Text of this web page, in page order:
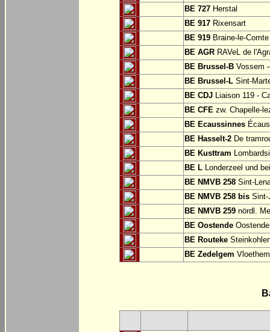
BE 727 Herstal
BE 917 Rixensart
BE 919 Braine-le-
BE AGR RAVeL de
BE Brussel-B Vossem
BE Brussel-L Sint-
BE CDJ Liaison 119 -
BE CFE zw. Chapelle-
BE Ecaussinnes
BE Hasselt-2 De
BE Kusttram
BE L Londerzeel und
BE NMVB 258 Sint-
BE NMVB 258 bis Sint-
BE NMVB 259 nördl.
BE Oostende
BE Routeke
BE Zedelgem